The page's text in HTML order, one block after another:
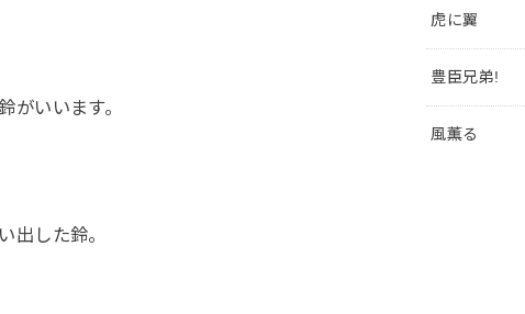
がいいます。
出した鈴。
虎に翼
豊臣兄弟!
風薫る